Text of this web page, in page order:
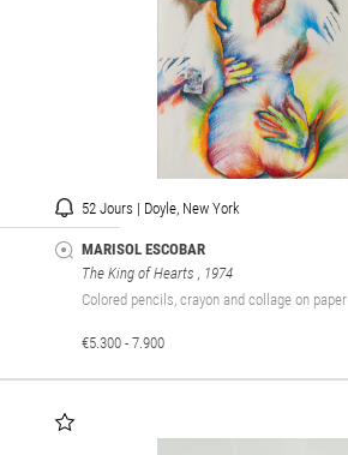
52 Jours | Doyle, New York
MARISOL ESCOBAR
The King of Hearts , 1974
Colored pencils, crayon and collage on paper
€5.300 - 7.900